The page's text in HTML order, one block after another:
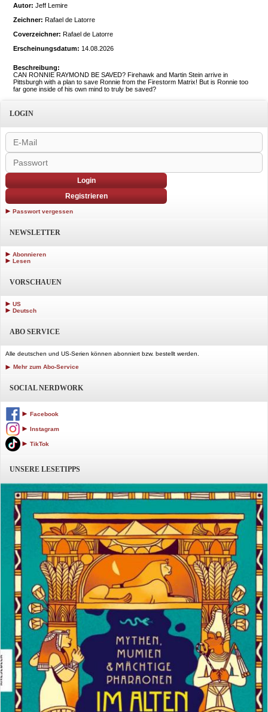
Autor: Jeff Lemire
Zeichner: Rafael de Latorre
Coverzeichner: Rafael de Latorre
Erscheinungsdatum: 14.08.2026
Beschreibung:
CAN RONNIE RAYMOND BE SAVED? Firehawk and Martin Stein arrive in
Pittsburgh with a plan to save Ronnie from the Firestorm Matrix! But is Ronnie too
far gone inside of his own mind to truly be saved?
LOGIN
Login
Registrieren
Passwort vergessen
NEWSLETTER
Abonnieren
Lesen
VORSCHAUEN
US
Deutsch
ABO SERVICE
Alle deutschen und US-Serien können abonniert bzw. bestellt werden.
Mehr zum Abo-Service
SOCIAL NERDWORK
Facebook
Instagram
TikTok
UNSERE LESETIPPS